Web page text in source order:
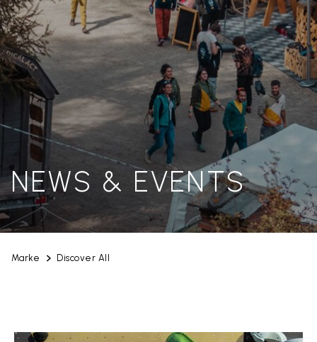
NEWS & EVENTS
Marke Discover All